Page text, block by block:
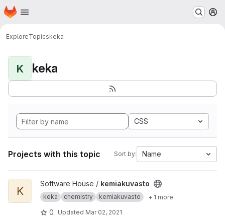
Skip to main content
Homepage
ExploreTopicskeka
K keka
CSS
Projects with this topic Sort by: Name
View kemiakuvasto project
K
Software House / kemiakuvasto
keka chemistry kemiakuvasto + 1 more
0 Updated Mar 02, 2021